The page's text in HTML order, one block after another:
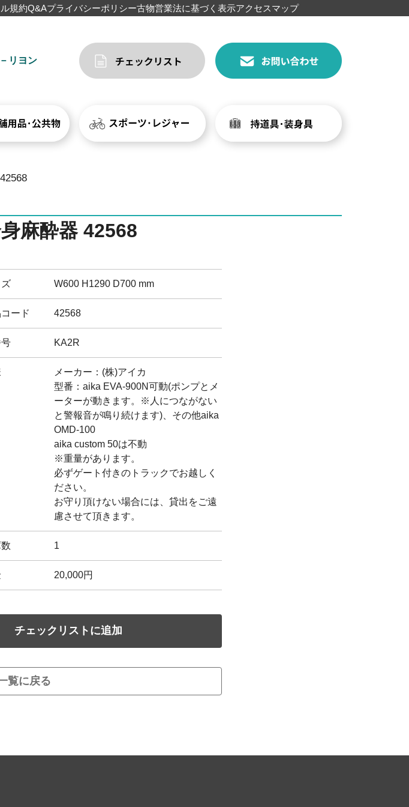
規約Q&Aプライバシーポリシー古物営業法に基づく表示アクセスマップ
リヨン
麻酔器 42568
W600 H1290 D700 mm
ード 42568
KA2R
メーカー：(株)アイカ
型番：aika EVA-900N可動(ポンプとメ
ーターが動きます。※人につながない
と警報音が鳴り続けます)、その他aika
OMD-100
aika custom 50は不動
※重量があります。
必ずゲート付きのトラックでお越しく
ださい。
お守り頂けない場合には、貸出をご遠
慮させて頂きます。
1
20,000円
チェックリストに追加
覧に戻る